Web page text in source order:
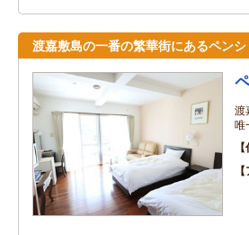
渡嘉敷島の一番の繁華街にあるペン
渡
唯